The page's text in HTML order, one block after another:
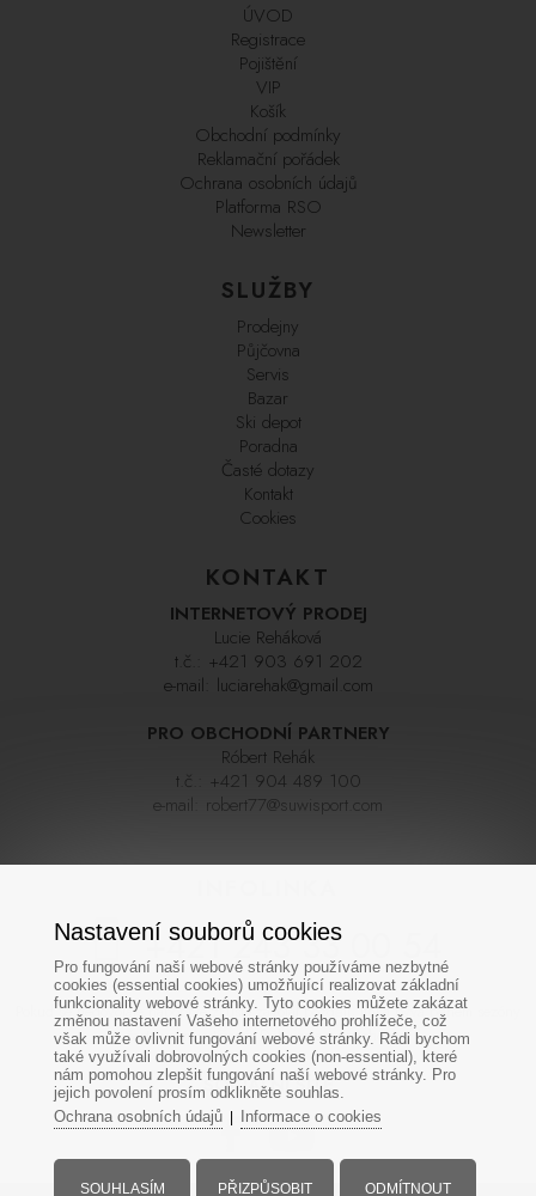
ÚVOD
Registrace
Pojištění
VIP
Košík
Obchodní podmínky
Reklamační pořádek
Ochrana osobních údajů
Platforma RSO
Newsletter
SLUŽBY
Prodejny
Půjčovna
Servis
Bazar
Ski depot
Poradna
Časté dotazy
Kontakt
Cookies
KONTAKT
INTERNETOVÝ PRODEJ
Lucie Reháková
t.č.: +421 903 691 202
e-mail: luciarehak@gmail.com
PRO OBCHODNÍ PARTNERY
Róbert Rehák
t.č.:
+421 904 489 100
e-mail: robert77@suwisport.com
+421 243 33 00 54
Pokud se nedovoláte napoprvé zkuste zavolat později, linka bývá během sezóny
často velmi vytížená. Děkujeme za pochopení
SOCIÁLNÍ SÍTĚ
Nastavení souborů cookies
Pro fungování naší webové stránky používáme nezbytné
cookies (essential cookies) umožňující realizovat základní
funkcionality webové stránky. Tyto cookies můžete zakázat
změnou nastavení Vašeho internetového prohlížeče, což
však může ovlivnit fungování webové stránky. Rádi bychom
také využívali dobrovolných cookies (non-essential), které
nám pomohou zlepšit fungování naší webové stránky. Pro
jejich povolení prosím odklikněte souhlas.
Ochrana osobních údajů| Informace o cookies
SOUHLASÍM PŘIZPŮSOBIT ODMÍTNOUT